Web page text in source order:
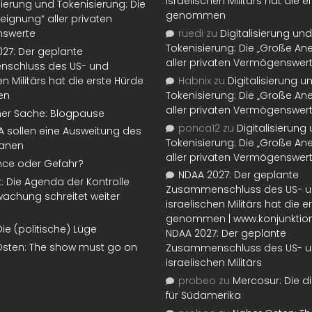
und Tokenisierung: Die
aller privaten
Der geplante
des US- und
Militärs hat die erste Hürde
Sache: Blogpause
sollen eine Ausweitung des
oder Gefahr?
Die Agenda der Kontrolle
schreitet weiter
(politische) Lüge
The show must go on
genommen
ruedi zu Digitalisierung und
Tokenisierung: Die „Große
aller privaten
Habnix zu Digitalisierung
Tokenisierung: Die „Große
aller privaten
ponca12 zu Digitalisierung
Tokenisierung: Die „Große
aller privaten
NDAA 2027: Der geplante
Zusammenschluss des US-
israelischen Militärs hat die
genommen |
NDAA 2027: Der geplante
Zusammenschluss des US-
israelischen Militärs
probeo zu Mercosur: Die
für Südamerika